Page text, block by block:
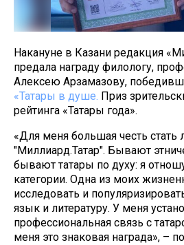
Накануне в Казани редакция
предала награду филологу,
Алексею Арзамазову,
«Татары в душе. Приз
рейтинга «Татары года».
«Для меня большая честь стать
"Миллиард.Татар". Бывают
бывают татары по духу: я
категории. Одна из моих
исследовать и
язык и литературу. У меня
профессиональная связь с
меня это знаковая награда», –